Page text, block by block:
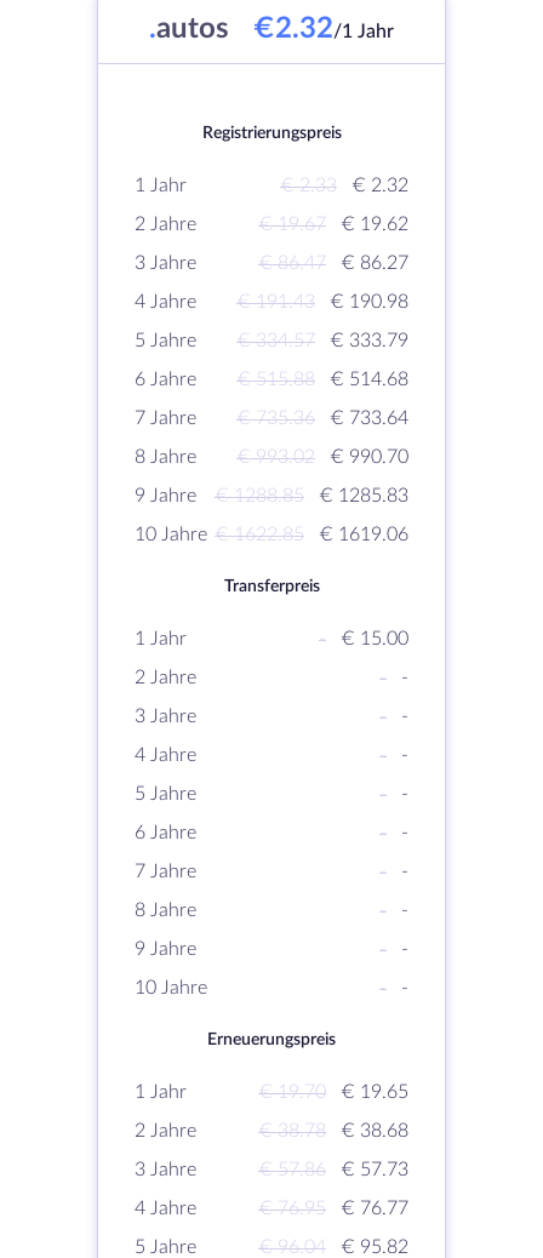
.autos €2.32/1 Jahr
Registrierungspreis
1 Jahr € 2.33
€ 2.32
2 Jahre
€ 19.67
€ 19.62
3 Jahre
€ 86.47
€ 86.27
4 Jahre
€ 191.43
€ 190.98
5 Jahre
€ 334.57
€ 333.79
6 Jahre
€ 515.88
€ 514.68
7 Jahre
€ 735.36
€ 733.64
8 Jahre
€ 993.02
€ 990.70
9 Jahre
€ 1288.85
€ 1285.83
10 Jahre € 1622.85 € 1619.06
Transferpreis
1 Jahr -
€ 15.00
2 Jahre
-
-
3 Jahre
-
-
4 Jahre
-
-
5 Jahre
-
-
6 Jahre
-
-
7 Jahre
-
-
8 Jahre
-
-
9 Jahre
-
-
10 Jahre
- -
Erneuerungspreis
1 Jahr € 19.70
€ 19.65
2 Jahre
€ 38.78
€ 38.68
3 Jahre
€ 57.86
€ 57.73
4 Jahre
€ 76.95
€ 76.77
5 Jahre
€ 96.04
€ 95.82